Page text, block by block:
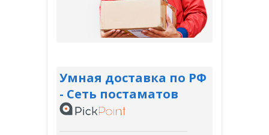
Умная доставка по РФ
- Сеть постаматов